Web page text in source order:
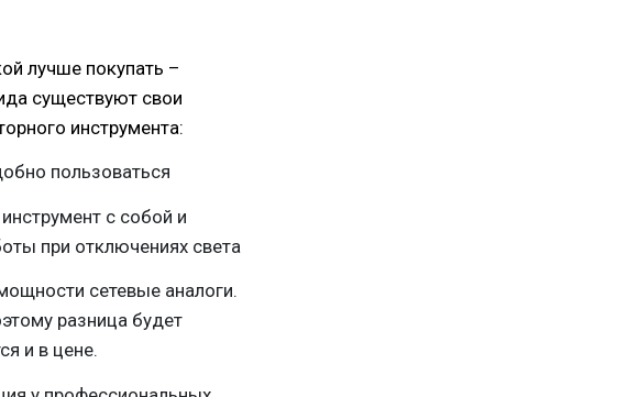
лучше покупать –
существуют свои
инструмента:
пользоваться
с собой и
при отключениях света
сетевые аналоги.
разница будет
и в цене.